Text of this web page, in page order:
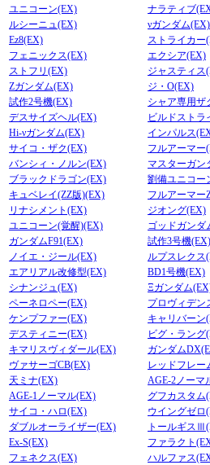
ユニコーン(EX)
ナラティブ
ルシーニュ(EX)
νガンダム(EX)
Ez8(EX)
ストライカー
フェニックス(EX)
エクシア(EX)
ストフリ(EX)
ジャスティス
Zガンダム(EX)
ジ・O(EX)
試作2号機(EX)
シャア専用ザ
デスサイズヘル(EX)
ビルドストラ
Hi-νガンダム(EX)
インパルス
サイコ・ザク(EX)
フルアーマー
バンシィ・ノルン(EX)
マスターガン
ブラックドラゴン(EX)
劉備ユニコー
キュベレイ(ZZ版)(EX)
フルアーマー
リナシメント(EX)
ジオング(EX)
ユニコーン(覚醒)(EX)
ゴッドガンダ
ガンダムF91(EX)
試作3号機(EX)
ノイエ・ジール(EX)
ルプスレクス
エアリアル改修型(EX)
BD1号機(EX)
シナンジュ(EX)
Ξガンダム
ペーネロペー(EX)
プロヴィデン
ケンプファー(EX)
キャリバーン
デスティニー(EX)
ビグ・ラング
キマリスヴィダール(EX)
ガンダム
ヴァサーゴCB(EX)
レッドフレー
天ミナ(EX)
AGE-2ノーマ
AGE-1ノーマル(EX)
グフカスタム
サイコ・ハロ(EX)
ウイングゼロ
ダブルオーライザー(EX)
トールギス
Ex-S(EX)
ファラクト
フェネクス(EX)
ハルファス